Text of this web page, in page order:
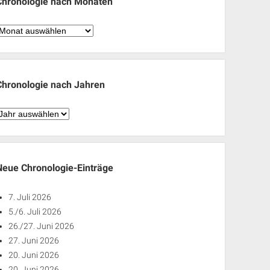
Chronologie
nach Jahren
Chronologie-Einträge
7. Juli 2026
5./6. Juli 2026
26./27. Juni 2026
27. Juni 2026
20. Juni 2026